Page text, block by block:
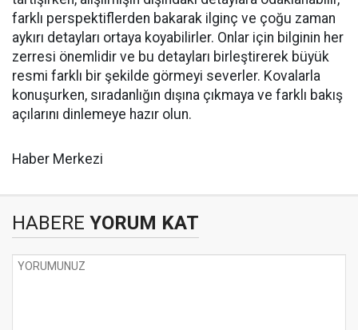
farklı perspektiflerden bakarak ilginç ve çoğu zaman
aykırı detayları ortaya koyabilirler. Onlar için bilginin her
zerresi önemlidir ve bu detayları birleştirerek büyük
resmi farklı bir şekilde görmeyi severler. Kovalarla
konuşurken, sıradanlığın dışına çıkmaya ve farklı bakış
açılarını dinlemeye hazır olun.
Haber Merkezi
HABERE YORUM KAT